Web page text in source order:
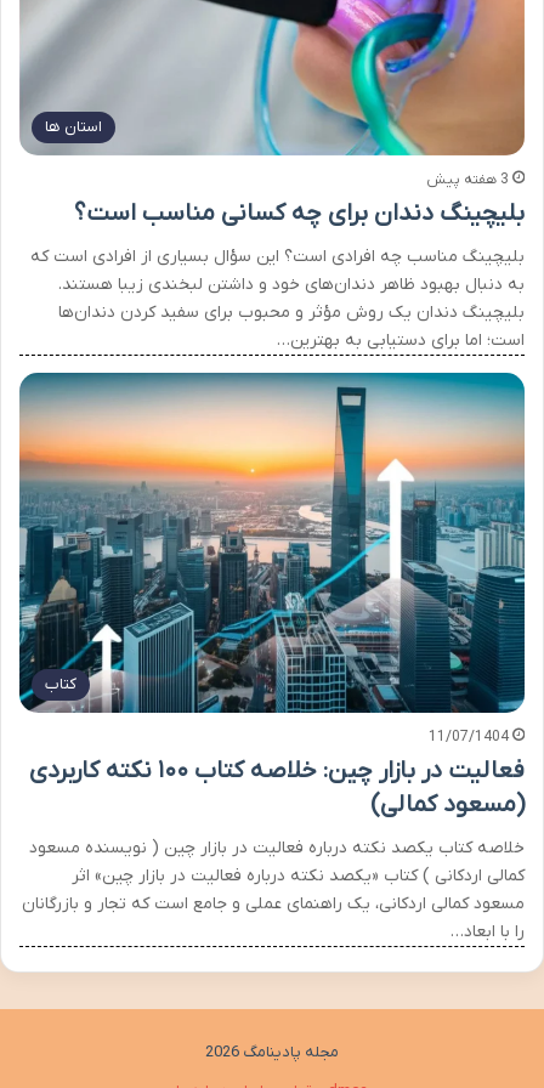
استان ها
3 هفته پیش
بلیچینگ دندان برای چه کسانی مناسب است؟
بلیچینگ مناسب چه افرادی است؟ این سؤال بسیاری از افرادی است که
به دنبال بهبود ظاهر دندان‌های خود و داشتن لبخندی زیبا هستند.
بلیچینگ دندان یک روش مؤثر و محبوب برای سفید کردن دندان‌ها
است؛ اما برای دستیابی به بهترین…
کتاب
11/07/1404
فعالیت در بازار چین: خلاصه کتاب ۱۰۰ نکته کاربردی
(مسعود کمالی)
خلاصه کتاب یکصد نکته درباره فعالیت در بازار چین ( نویسنده مسعود
کمالی اردکانی ) کتاب «یکصد نکته درباره فعالیت در بازار چین» اثر
مسعود کمالی اردکانی، یک راهنمای عملی و جامع است که تجار و بازرگانان
را با ابعاد…
مجله پادینامگ 2026